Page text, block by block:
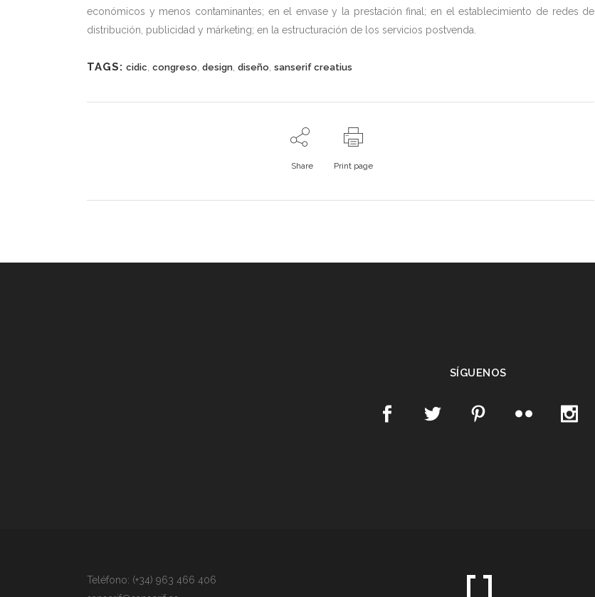
económicos y menos contaminantes; en el envase y la prestación final; en el establecimiento de redes de
distribución, publicidad y márketing; en la estructuración de los servicios postvenda.
TAGS: cidic, congreso, design, diseño, sanserif creatius
Share Print page
SÍGUENOS
Teléfono: (+34) 963 466 406